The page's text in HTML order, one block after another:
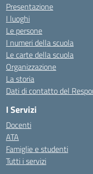
Presentazione
I luoghi
Le persone
I numeri della scuola
Le carte della scuola
Organizzazione
La storia
Dati di contatto del
I Servizi
Docenti
ATA
Famiglie e studenti
Tutti i servizi